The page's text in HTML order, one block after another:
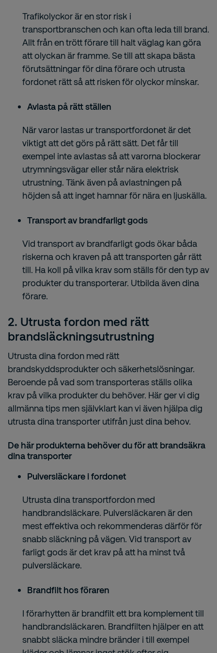
Trafikolyckor är en stor risk i
transportbranschen och kan ofta leda till brand.
Allt från en trött förare till halt väglag kan göra
att olyckan är framme. Se till att skapa bästa
förutsättningar för dina förare och utrusta
fordonet rätt så att risken för olyckor minskar.
Avlasta på rätt ställen
När varor lastas ur transportfordonet är det
viktigt att det görs på rätt sätt. Det får till
exempel inte avlastas så att varorna blockerar
utrymningsvägar eller står nära elektrisk
utrustning. Tänk även på avlastningen på
höjden så att inget hamnar för nära en ljuskälla.
Transport av brandfarligt gods
Vid transport av brandfarligt gods ökar båda
riskerna och kraven på att transporten går rätt
till. Ha koll på vilka krav som ställs för den typ av
produkter du transporterar. Utbilda även dina
förare.
2. Utrusta fordon med rätt
brandsläckningsutrustning
Utrusta dina fordon med rätt
brandskyddsprodukter och säkerhetslösningar.
Beroende på vad som transporteras ställs olika
krav på vilka produkter du behöver. Här ger vi dig
allmänna tips men självklart kan vi även hjälpa dig
utrusta dina transporter utifrån just dina behov.
De här produkterna behöver du för att brandsäkra
dina transporter
Pulversläckare i fordonet
Utrusta dina transportfordon med
handbrandsläckare. Pulversläckaren är den
mest effektiva och rekommenderas därför för
snabb släckning på vägen. Vid transport av
farligt gods är det krav på att ha minst två
pulversläckare.
Brandfilt hos föraren
I förarhytten är brandfilt ett bra komplement till
handbrandsläckaren. Brandfilten hjälper en att
snabbt släcka mindre bränder i till exempel